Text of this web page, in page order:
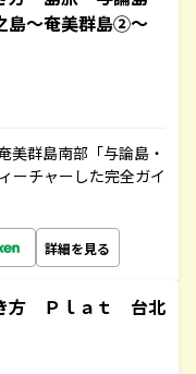
島～奄美群島②～
群島南部「与論島・
ーチャーした完全ガイ
詳細を見る
方 Ｐｌａｔ 台北